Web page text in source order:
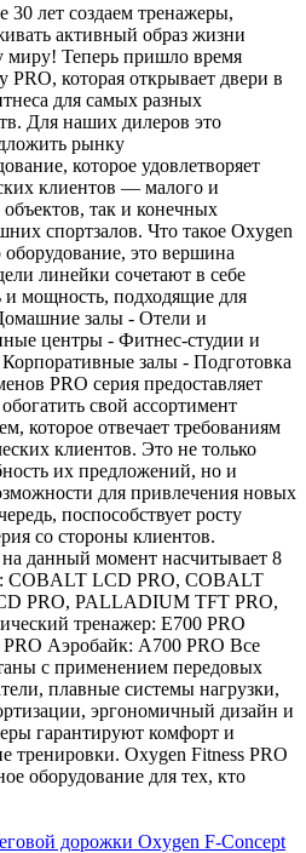
лет создаем тренажеры,
активный образ жизни
Теперь пришло время
PRO, которая открывает двери в
для самых разных
Для наших дилеров это
рынку
которое удовлетворяет
клиентов — малого и
так и конечных
спортзалов. Что такое Oxygen
это вершина
линейки сочетают в себе
и мощность, подходящие для
залы - Отели и
центры - Фитнес-студии и
залы - Подготовка
PRO серия предоставляет
свой ассортимент
которое отвечает требованиям
клиентов. Это не только
их предложений, но и
для привлечения новых
поспособствует росту
со стороны клиентов.
данный момент насчитывает 8
COBALT LCD PRO, COBALT
PRO, PALLADIUM TFT PRO,
тренажер: E700 PRO
Аэробайк: A700 PRO Все
с применением передовых
плавные системы нагрузки,
эргономичный дизайн и
гарантируют комфорт и
тренировки. Oxygen Fitness PRO
оборудование для тех, кто
дорожки Oxygen F-Concept